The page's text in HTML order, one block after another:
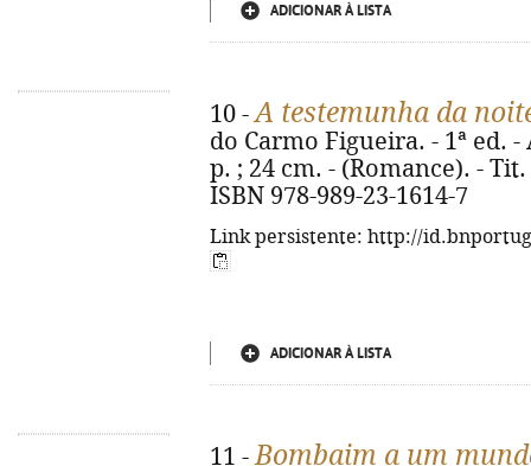
ADICIONAR À LISTA
10 -A testemunha da
do Carmo Figueira. - 1ª ed.
p. ; 24 cm. - (Romance). -
ISBN 978-989-23-1614-7
Link persistente: http://
ADICIONAR À LISTA
11 -Bombaim a um